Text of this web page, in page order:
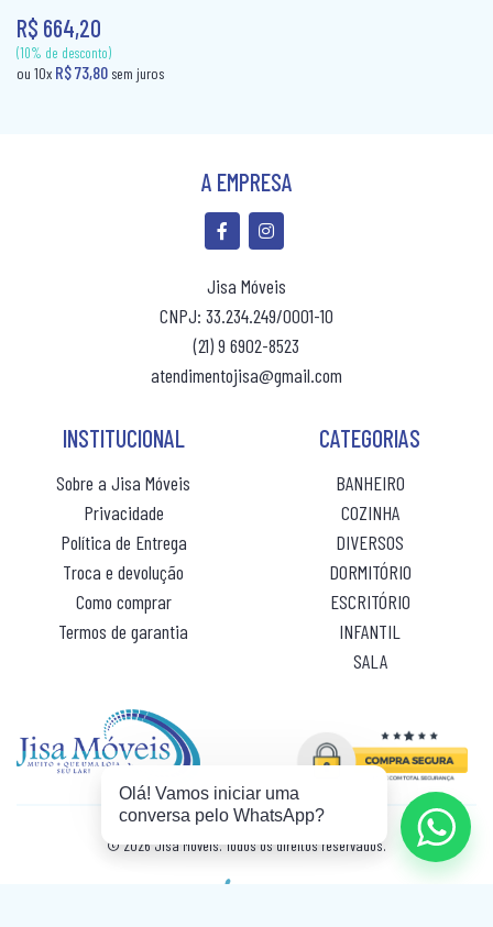
COLCHÃO SOLTEIRÃO
COLCHÃO SOLTEIRÃO MOLAS
ROUPEIRO CASAL
ROUPEIRO CASAL PORTA CORRER
ROUPEIRO PORTA COMUM
ROUPEIRO PORTA CORRER
ROUPEIRO SOLTEIRO
ROUPEIRO SOLTEIRO PORTA CORRER
(10% de desconto)
ou 10xR$ 69,80 sem juros
R$ 664,20
(10% de desconto)
R$ 73,80sem juros
A EMPRESA
Jisa Móveis
CNPJ: 33.234.249/0001-10
(21) 9 6902-8523
atendimentojisa@gmail.com
INSTITUCIONAL
Sobre a Jisa Móveis
Privacidade
Política de Entrega
Troca e devolução
Como comprar
Termos de garantia
CATEGORIAS
BANHEIRO
COZINHA
DIVERSOS
DORMITÓRIO
ESCRITÓRIO
INFANTIL
SALA
© 2026 Jisa Móveis. Todos os direitos reservados.
Olá! Vamos iniciar uma
conversa pelo WhatsApp?